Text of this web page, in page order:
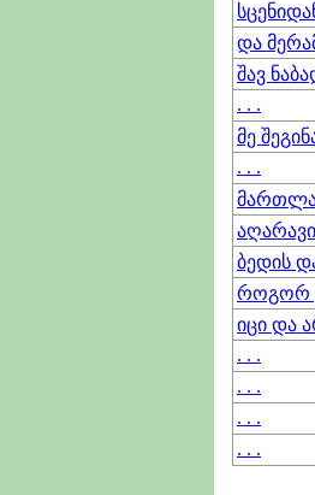
და
შავ
. . .
მე
. . .
მართლა
ბედის
როგორ
იცი და
. . .
. . .
. . .
. . .